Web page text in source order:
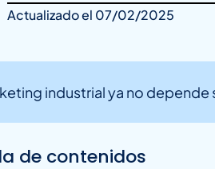
Actualizado el 07/02/2025
industrial ya no depende
de contenidos